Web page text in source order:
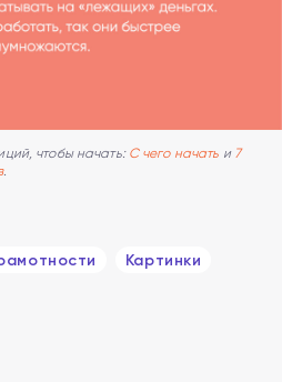
чтобы начать: С чего начать и 7
.
Картинки